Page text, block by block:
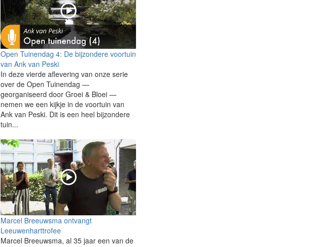
Open Tuinendag 4: De bijzondere voortuin
van Ank van Peski
In deze vierde aflevering van onze serie
over de Open Tuinendag —
georganiseerd door Groei & Bloei —
nemen we een kijkje in de voortuin van
Ank van Peski. Dit is een heel bijzondere
tuin...
Marcel Breeuwsma ontvangt
Leeuwenharttrofee
Marcel Breeuwsma, al 35 jaar een van de